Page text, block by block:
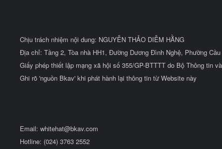
Chịu trách nhiệm nội dung: NGUYỄN THẢO DIỄM HẰNG
Địa chỉ: Tầng 2, Tòa nhà HH1, Đường Dương Đình Nghệ, Phường
Giấy phép thiết lập mạng xã hội số 355/GP-BTTTT do Bộ Thông tin
Ghi rõ 'nguồn Bkav' khi phát hành lại thông tin từ Website này
Email: whitehat@bkav.com
Hotline: (024) 3763 2552